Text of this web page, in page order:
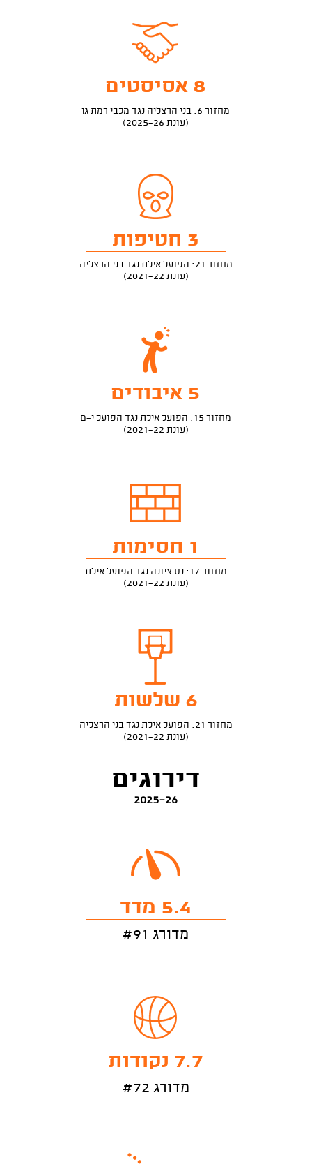
8 אסיסטים
מחזור 6: בני הרצליה נגד מכבי רמת גן
(עונת 2025-26)
3 חטיפות
מחזור 21: הפועל אילת נגד בני הרצליה
(עונת 2021-22)
5 איבודים
מחזור 15: הפועל אילת נגד הפועל י-ם
(עונת 2021-22)
1 חסימות
מחזור 17: נס ציונה נגד הפועל אילת
(עונת 2021-22)
6 שלשות
מחזור 21: הפועל אילת נגד בני הרצליה
(עונת 2021-22)
דירוגים
2025-26
5.4 מדד
מדורג #91
7.7 נקודות
מדורג #72